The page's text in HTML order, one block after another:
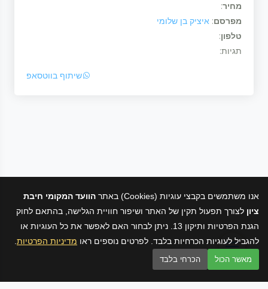
אנו משתמשים בקבצי עוגיות (Cookies) באתר
הוועד המקומי חיבת
ציון לצורך תפעול תקין של האתר ושיפור חוויית הגלישה, בהתאם לחוק
הגנת הפרטיות ותיקון 13. ניתן לבחור האם לאפשר את כל העוגיות או
להגביל לעוגיות הכרחיות בלבד. לפרטים נוספים ראו מדיניות הפרטיות
מאשר הכול הכרחי בלבד
מחיר:
מפרסם: איציק בן שלומי
טלפון:
תגיות:
שיתוף בווטסאפ